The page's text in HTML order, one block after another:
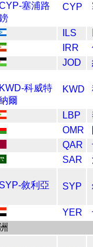
CYP
ILS
IRR
JOD
KWD
LBP
OMR
QAR
SAR
SYP
YER